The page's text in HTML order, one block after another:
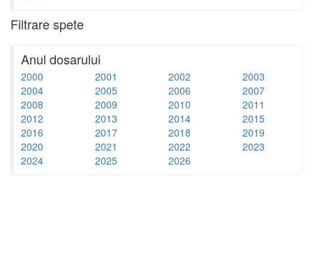
Filtrare spete
Anul dosarului
2000 2001 2002
2003
2004
2005 2006
2007
2008
2009 2010
2011
2012
2013 2014
2015
2016
2017 2018
2019
2020
2021 2022
2023
2024
2025 2026